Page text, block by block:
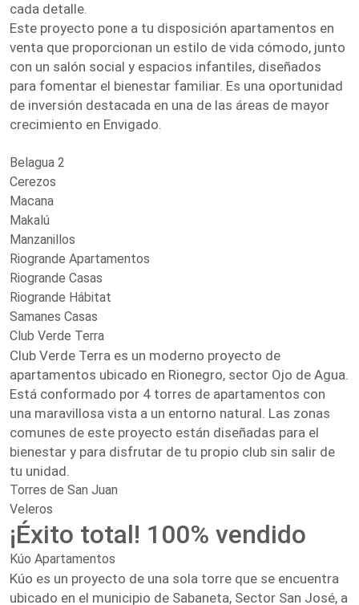
cada detalle.
Este proyecto pone a tu disposición apartamentos en
venta que proporcionan un estilo de vida cómodo, junto
con un salón social y espacios infantiles, diseñados
para fomentar el bienestar familiar. Es una oportunidad
de inversión destacada en una de las áreas de mayor
crecimiento en Envigado.
Belagua 2
Cerezos
Macana
Makalú
Manzanillos
Riogrande Apartamentos
Riogrande Casas
Riogrande Hábitat
Samanes Casas
Club Verde Terra
Club Verde Terra es un moderno proyecto de
apartamentos ubicado en Rionegro, sector Ojo de Agua.
Está conformado por 4 torres de apartamentos con
una maravillosa vista a un entorno natural. Las zonas
comunes de este proyecto están diseñadas para el
bienestar y para disfrutar de tu propio club sin salir de
tu unidad.
Torres de San Juan
Veleros
¡Éxito total! 100% vendido
Kúo Apartamentos
Kúo es un proyecto de una sola torre que se encuentra
ubicado en el municipio de Sabaneta, Sector San José, a